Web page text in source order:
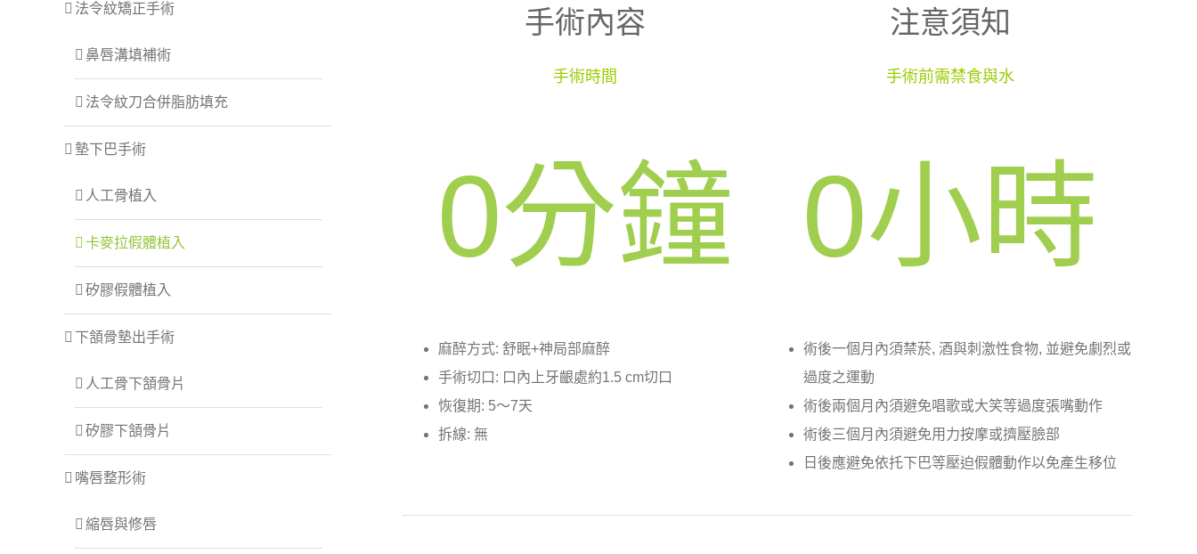
手術內容
手術時間
0分鐘
麻醉方式: 舒眠+神局部麻醉
手術切口: 口內上牙齦處約1.5 cm切口
恢復期: 5～7天
拆線: 無
注意須知
手術前需禁食與水
0小時
術後一個月內須禁菸, 酒與刺激性食物, 並避免劇烈或
過度之運動
術後兩個月內須避免唱歌或大笑等過度張嘴動作
術後三個月內須避免用力按摩或擠壓臉部
日後應避免依托下巴等壓迫假體動作以免產生移位
法令紋矯正手術
鼻唇溝填補術
法令紋刀合併脂肪填充
墊下巴手術
人工骨植入
卡麥拉假體植入
矽膠假體植入
下頷骨墊出手術
人工骨下頷骨片
矽膠下頷骨片
嘴唇整形術
縮唇與修唇